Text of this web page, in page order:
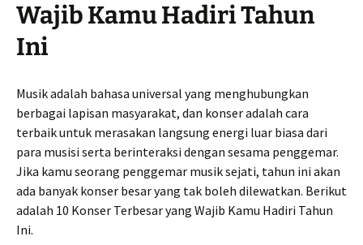
Wajib Kamu Hadiri Tahun
Ini
Musik adalah bahasa universal yang menghubungkan
berbagai lapisan masyarakat, dan konser adalah cara
terbaik untuk merasakan langsung energi luar biasa dari
para musisi serta berinteraksi dengan sesama penggemar.
Jika kamu seorang penggemar musik sejati, tahun ini akan
ada banyak konser besar yang tak boleh dilewatkan. Berikut
adalah 10 Konser Terbesar yang Wajib Kamu Hadiri Tahun
Ini.